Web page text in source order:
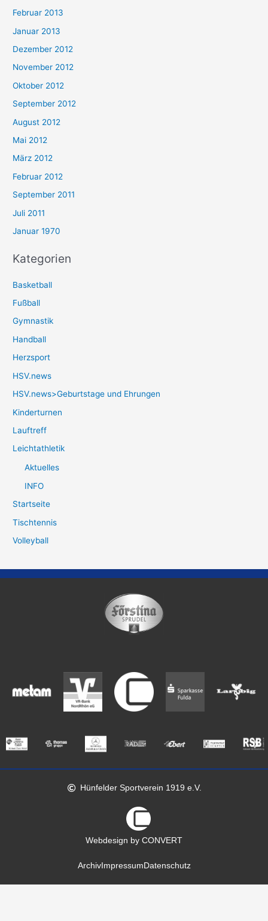
Februar 2013
Januar 2013
Dezember 2012
November 2012
Oktober 2012
September 2012
August 2012
Mai 2012
März 2012
Februar 2012
September 2011
Juli 2011
Januar 1970
Kategorien
Basketball
Fußball
Gymnastik
Handball
Herzsport
HSV.news
HSV.news>Geburtstage und Ehrungen
Kinderturnen
Lauftreff
Leichtathletik
Aktuelles
INFO
Startseite
Tischtennis
Volleyball
Hünfelder Sportverein 1919 e.V.
Webdesign by CONVERT
ArchivImpressum Datenschutz